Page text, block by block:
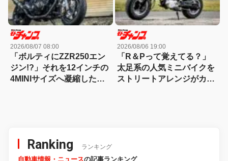
2026/08/07 08:00
「ボルティにZZR250エン
ジン!?」それを12インチの
4MINIサイズへ凝縮した異
2026/08/06 19:00
「R＆Pって覚えてる？」
太足系の人気ミニバイクを
ストリートアレンジがカッ
Ranking ランキング
自動車情報・ニュースの記事ランキング